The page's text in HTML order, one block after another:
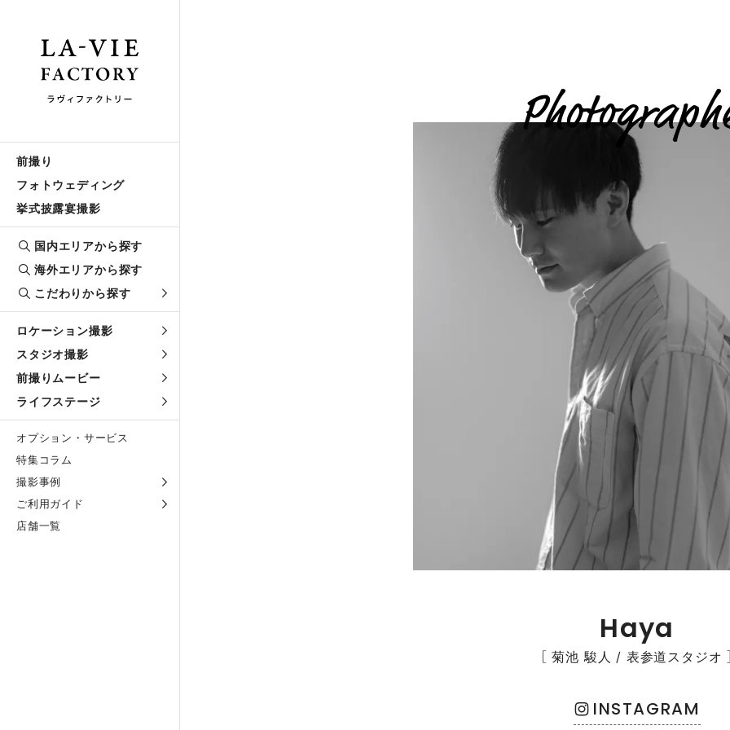
前撮り
フォトウェディング
挙式披露宴撮影
国内エリアから探す
海外エリアから探す
こだわりから探す
ロケーション撮影
スタジオ撮影
前撮りムービー
ライフステージ
オプション・サービス
特集コラム
撮影事例
ご利用ガイド
店舗一覧
Haya
［ 菊池 駿人 / 表参道スタジオ
INSTAGRAM